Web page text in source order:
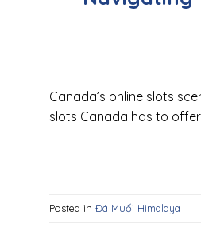
Canada’s online slots
slots Canada has to
Posted in Đá Muối Himalaya